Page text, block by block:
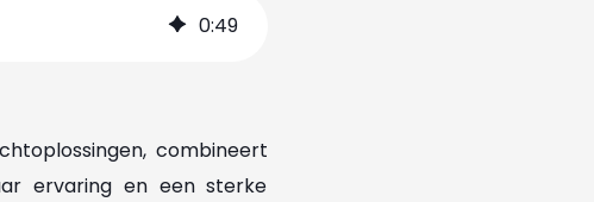
0:49
combineert
ervaring en een sterke